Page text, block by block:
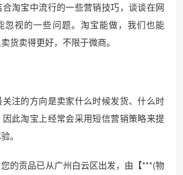
淘宝中流行的一些营销技巧，谈谈在网
忽视的一些问题。淘宝能做，我们也能
货卖得更好，不限于微商。
注的方向是卖家什么时候发货、什么时
此淘宝上经常会采用短信营销策略来提
。
的贡品已从广州白云区出发，由【***(物